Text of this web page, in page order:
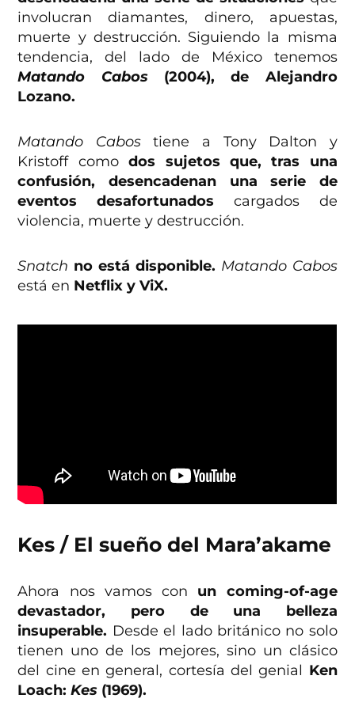
involucran diamantes, dinero, apuestas,
muerte y destrucción. Siguiendo la misma
tendencia, del lado de México tenemos
Matando Cabos(2004), de Alejandro
Lozano.
Matando Cabostiene a Tony Dalton y
Kristoff comodos sujetos que, tras una
confusión, desencadenan una serie de
eventos desafortunados cargados de
violencia, muerte y destrucción.
Snatch no está disponible. Matando Cabos
está en Netflix y ViX.
Kes / El sueño del Mara’akame
Ahora nos vamos con un coming-of-age
devastador, pero de una belleza
insuperable. Desde el lado británico no solo
tienen uno de los mejores, sino un clásico
del cine en general, cortesía del genial Ken
Loach:Kes (1969).